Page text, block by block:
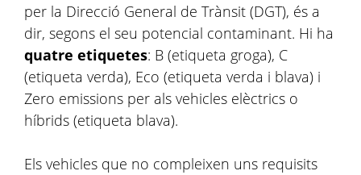
per la Direcció General de Trànsit (DGT), és a
dir, segons el seu potencial contaminant. Hi ha
quatre etiquetes: B (etiqueta groga), C
(etiqueta verda), Eco (etiqueta verda i blava) i
Zero emissions per als vehicles elèctrics o
híbrids (etiqueta blava).
Els vehicles que no compleixen uns requisits